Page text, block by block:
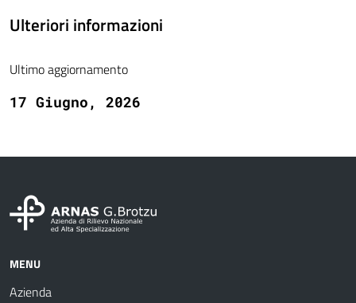
Ulteriori informazioni
Ultimo aggiornamento
17 Giugno, 2026
MENU
Azienda